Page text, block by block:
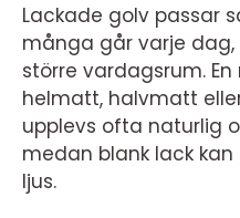
Lackade golv passar
många går varje dag,
större vardagsrum.
helmatt, halvmatt
upplevs ofta naturlig
medan blank lack
ljus.